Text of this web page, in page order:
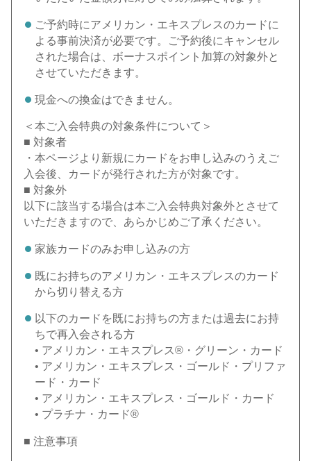
ご予約時にアメリカン・エキスプレスのカードに
よる事前決済が必要です。ご予約後にキャンセル
された場合は、ボーナスポイント加算の対象外と
させていただきます。
現金への換金はできません。
＜本ご入会特典の対象条件について＞
■ 対象者
・本ページより新規にカードをお申し込みのうえご
入会後、カードが発行された方が対象です。
■ 対象外
以下に該当する場合は本ご入会特典対象外とさせて
いただきますので、あらかじめご了承ください。
家族カードのみお申し込みの方
既にお持ちのアメリカン・エキスプレスのカード
から切り替える方
以下のカードを既にお持ちの方または過去にお持
ちで再入会される方
• アメリカン・エキスプレス®・グリーン・カード
• アメリカン・エキスプレス・ゴールド・プリファ
ード・カード
• アメリカン・エキスプレス・ゴールド・カード
• プラチナ・カード®
■ 注意事項